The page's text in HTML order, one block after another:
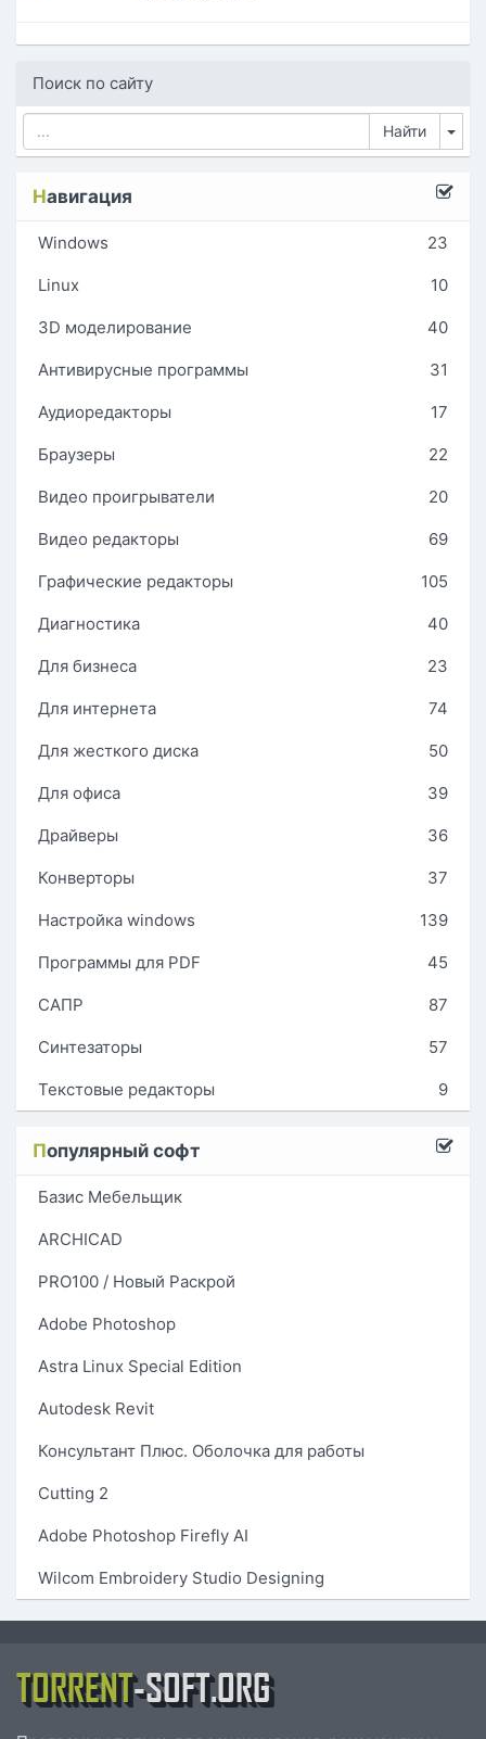
Поиск по сайту
Навигация
Windows 23
Linux 10
3D моделирование 40
Антивирусные программы 31
Аудиоредакторы 17
Браузеры 22
Видео проигрыватели 20
Видео редакторы 69
Графические редакторы 105
Диагностика 40
Для бизнеса 23
Для интернета 74
Для жесткого диска 50
Для офиса 39
Драйверы 36
Конверторы 37
Настройка windows 139
Программы для PDF 45
САПР 87
Синтезаторы 57
Текстовые редакторы 9
Популярный софт
Базис Мебельщик
ARCHICAD
PRO100 / Новый Раскрой
Adobe Photoshop
Astra Linux Special Edition
Autodesk Revit
Консультант Плюс. Оболочка для работы
Cutting 2
Adobe Photoshop Firefly AI
Wilcom Embroidery Studio Designing
TORRENT-SOFT.ORG